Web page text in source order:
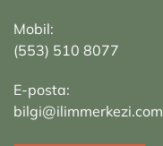
Mobil:
(553) 510 8077
E-posta:
bilgi@ilimmerkezi.com